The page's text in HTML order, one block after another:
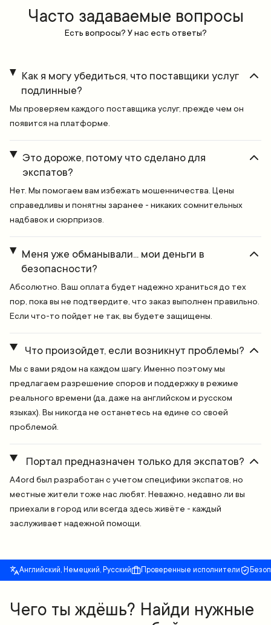
Часто задаваемые вопросы
Есть вопросы? У нас есть ответы?
Как я могу убедиться, что поставщики услуг
подлинные?
Мы проверяем каждого поставщика услуг, прежде чем он
появится на платформе.
Это дороже, потому что сделано для
экспатов?
Нет. Мы помогаем вам избежать мошенничества. Цены
справедливы и понятны заранее - никаких сомнительных
надбавок и сюрпризов.
Меня уже обманывали... мои деньги в
безопасности?
Абсолютно. Ваш оплата будет надежно храниться до тех
пор, пока вы не подтвердите, что заказ выполнен правильно.
Если что-то пойдет не так, вы будете защищены.
Что произойдет, если возникнут проблемы?
Мы с вами рядом на каждом шагу. Именно поэтому мы
предлагаем разрешение споров и поддержку в режиме
реального времени (да, даже на английском и русском
языках). Вы никогда не останетесь на едине со своей
проблемой.
Портал предназначен только для экспатов?
A4ord был разработан с учетом специфики экспатов, но
местные жители тоже нас любят. Неважно, недавно ли вы
приехали в город или всегда здесь живёте - каждый
заслуживает надежной помощи.
Английский, Немецкий, Русский Проверенные исполнители
Чего ты ждёшь? Найди нужные